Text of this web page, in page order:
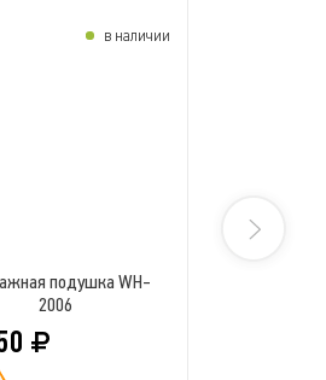
подушка WH-
2006
в наличии